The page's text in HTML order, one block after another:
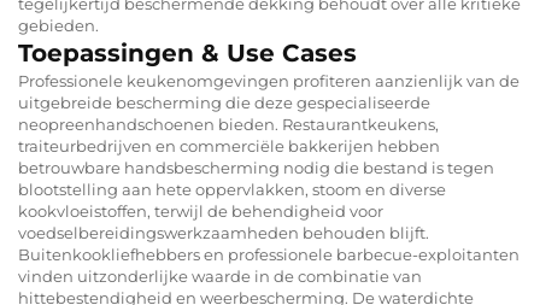
gebieden.
Toepassingen & Use Cases
Professionele keukenomgevingen profiteren aanzienlijk van de
uitgebreide bescherming die deze gespecialiseerde
neopreenhandschoenen bieden. Restaurantkeukens,
traiteurbedrijven en commerciële bakkerijen hebben
betrouwbare handsbescherming nodig die bestand is tegen
blootstelling aan hete oppervlakken, stoom en diverse
kookvloeistoffen, terwijl de behendigheid voor
voedselbereidingswerkzaamheden behouden blijft.
Buitenkookliefhebbers en professionele barbecue-exploitanten
vinden uitzonderlijke waarde in de combinatie van
hittebestendigheid en weerbescherming. De waterdichte